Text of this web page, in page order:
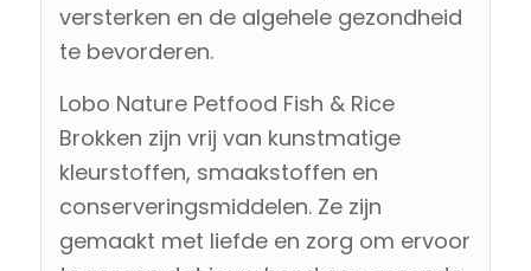
versterken en de algehele gezondheid
te bevorderen.
Lobo Nature Petfood Fish & Rice
Brokken zijn vrij van kunstmatige
kleurstoffen, smaakstoffen en
conserveringsmiddelen. Ze zijn
gemaakt met liefde en zorg om ervoor